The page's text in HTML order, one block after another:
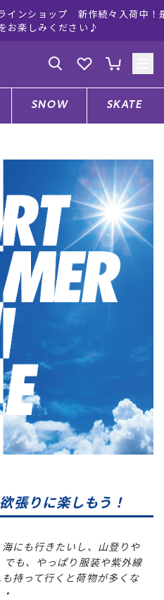
ョップ 新作続々入荷中！是非お
しみください♪
会員登録
SUPPORT
会員ランク
店頭受取サービス
ギフトラッピング
下取り保証について
よくある質問
店舗一覧
お問い合わせ
SNOW SKATE
張りに楽しもう！
にも行きたいし、山登りや
も、やっぱり服装や紫外線
持って行くと荷物が多くな